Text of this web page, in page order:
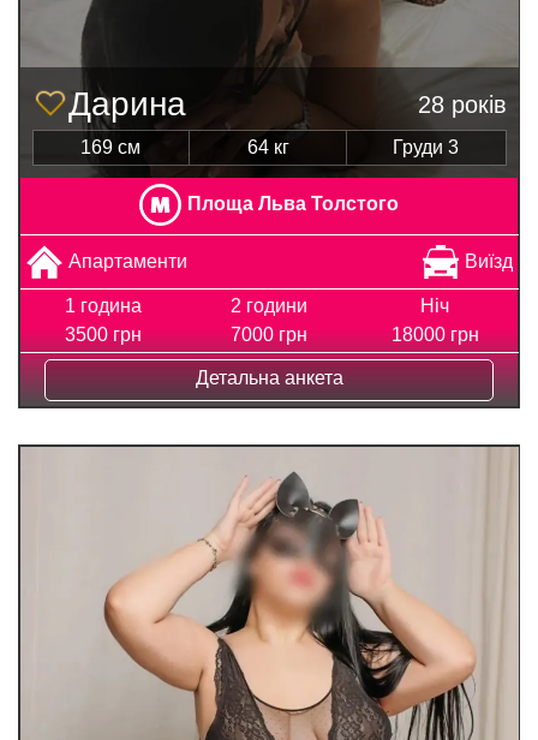
Дарина 28 років
169 см 64 кг Груди 3
Площа Льва Толстого
Апартаменти Виїзд
1 година
3500 грн
2 години
7000 грн
Ніч
18000 грн
Детальна анкета